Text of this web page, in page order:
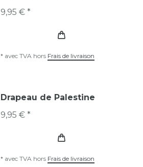
9,95 € *
* avec TVA hors Frais de livraison
Drapeau de Palestine
9,95 € *
* avec TVA hors Frais de livraison